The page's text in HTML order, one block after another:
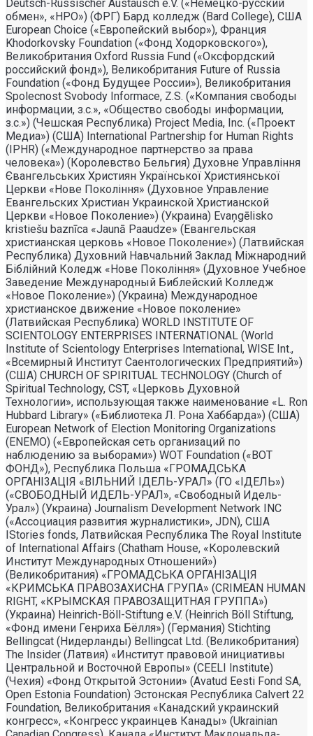
Deutsch-Russischer Austausch e.V. («Немецко-русский
обмен», «НРО») (ФРГ) Бард колледж (Bard College), США
European Choice («Европейский выбор»), Франция
Khodorkovsky Foundation («Фонд Ходорковского»),
Великобритания Oxford Russia Fund («Оксфордский
российский фонд»), Великобритания Future of Russia
Foundation («Фонд Будущее России»), Великобритания
Spolecnost Svobody Informace, Z.S. («Компания свободы
информации, з.с.», «Общество свободы информации,
з.с.») (Чешская Республика) Project Media, Inc. («Проект
Медиа») (США) International Partnership for Human Rights
(IPHR) («Международное партнерство за права
человека») (Королевство Бельгия) Духовне Управлiння
Євангельських Християн Української Християнської
Церкви «Нове Поколiння» (Духовное Управление
Евангельских Христиан Украинской Христианской
Церкви «Новое Поколение») (Украина) Evaņgēlisko
kristiešu baznīca «Jaunā Paaudze» (Евангельская
христианская церковь «Новое Поколение») (Латвийская
Республика) Духовний Навчальний Заклад Міжнародний
Біблійний Коледж «Нове Покоління» (Духовное Учебное
Заведение Международный Библейский Колледж
«Новое Поколение») (Украина) Международное
христианское движение «Новое поколение»
(Латвийская Республика) WORLD INSTITUTE OF
SCIENTOLOGY ENTERPRISES INTERNATIONAL (World
Institute of Scientology Enterprises International, WISE Int.,
«Всемирный Институт Саентологических Предприятий»)
(США) CHURCH OF SPIRITUAL TECHNOLOGY (Church of
Spiritual Technology, CST, «Церковь Духовной
Технологии», использующая также наименование «L. Ron
Hubbard Library» («Библиотека Л. Рона Хаббарда») (США)
European Network of Election Monitoring Organizations
(ENEMO) («Европейская сеть организаций по
наблюдению за выборами») WOT Foundation («ВОТ
ФОНД»), Республика Польша «ГРОМАДСЬКА
ОРГАНI3АЦIЯ «ВIЛЬНИЙ IДЕЛЬ-УРАЛ» (ГО «IДЕЛЬ»)
(«СВОБОДНЫЙ ИДЕЛЬ-УРАЛ», «Свободный Идель-
Урал») (Украина) Journalism Development Network INC
(«Ассоциация развития журналистики», JDN), США
IStories fonds, Латвийская Республика The Royal Institute
of International Affairs (Chatham House, «Королевский
Институт Международных Отношений»)
(Великобритания) «ГРОМАДСЬКА ОРГАНIЗАЦIЯ
«КРИМСЬКА ПРАВОЗАХИСНА ГРУПА» (CRIMEAN HUMAN
RIGHT, «КРЫМСКАЯ ПРАВОЗАЩИТНАЯ ГРУППА»)
(Украина) Heinrich-Böll-Stiftung e.V. (Heinrich Böll Stiftung,
«Фонд имени Генриха Бёлля») (Германия) Stichting
Bellingcat (Нидерланды) Bellingcat Ltd. (Великобритания)
The Insider (Латвия) «Институт правовой инициативы
Центральной и Восточной Европы» (CEELI Institute)
(Чехия) «Фонд Открытой Эстонии» (Avatud Eesti Fond SA,
Open Estonia Foundation) Эстонская Республика Calvert 22
Foundation, Великобритания «Канадский украинский
конгресс», «Конгресс украинцев Канады» (Ukrainian